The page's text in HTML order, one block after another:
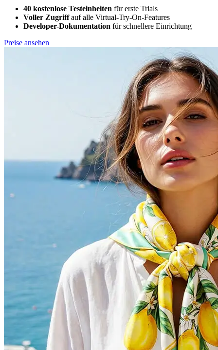
40 kostenlose Testeinheiten für erste Trials
Voller Zugriffauf alle Virtual-Try-On-Features
Developer-Dokumentation für schnellere Einrichtung
Preise ansehen